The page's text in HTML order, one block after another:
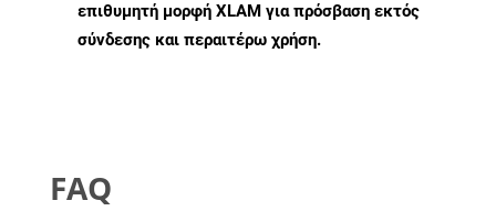
επιθυμητή μορφή XLAM για πρόσβαση εκτός
σύνδεσης και περαιτέρω χρήση.
FAQ